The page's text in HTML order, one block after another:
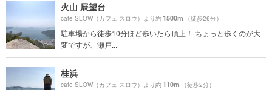
火山 展望台
cafe SLOW（カフェ スロウ）より約1500m （徒歩26分）
駐車場から徒歩10分ほど歩いたら頂上！ ちょっと歩くのが大
変ですが、瀬戸...
桂浜
cafe SLOW（カフェ スロウ）より約110m （徒歩2分）